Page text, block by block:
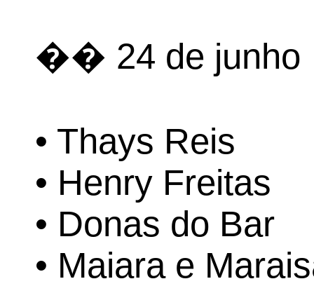
�� 24 de junho
• Thays Reis
• Henry Freitas
• Donas do Bar
• Maiara e